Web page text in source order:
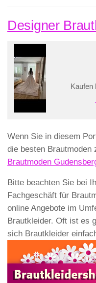
Designer
Kaufen
Wenn Sie in diesem
die besten Brautmoden
Brautmoden
Bitte beachten Sie bei
Fachgeschäft für
online Angebote im
Brautkleider. Oft ist es
sich Brautkleider